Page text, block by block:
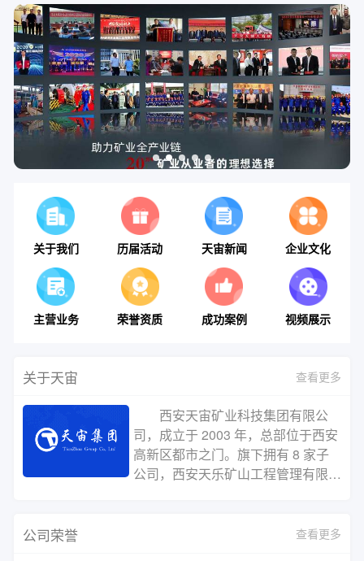
关于我们 历届活动 天宙新闻 企业文化
主营业务 荣誉资质 成功案例 视频展示
关于天宙 查看更多
西安天宙矿业科技集团有限公
司，成立于 2003 年，总部位于西安
高新区都市之门。旗下拥有 8 家子
公司，西安天乐矿山工程管理有限公
司、西安天易贸易有限公司、西安天
公司荣誉 查看更多